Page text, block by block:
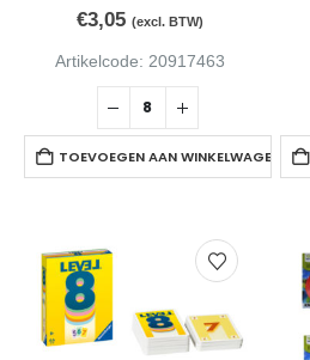
€3,05 (excl. BTW)
Artikelcode: 20917463
TOEVOEGEN AAN WINKELWAGEN